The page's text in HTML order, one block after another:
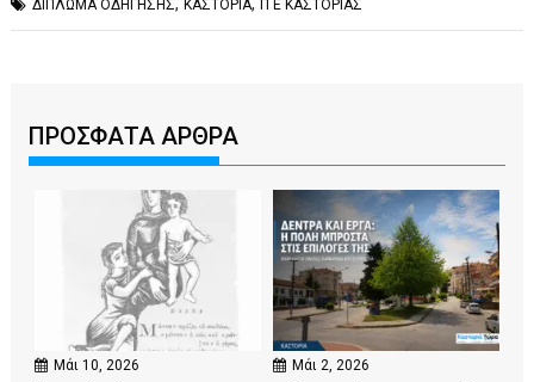
ΔΙΠΛΩΜΑ ΟΔΗΓΗΣΗΣ ΚΑΣΤΟΡΙΑ Π Ε ΚΑΣΤΟΡΙΑΣ
ΠΡΟΣΦΑΤΑ ΑΡΘΡΑ
Μάι 10, 2026 Μάι 2, 2026